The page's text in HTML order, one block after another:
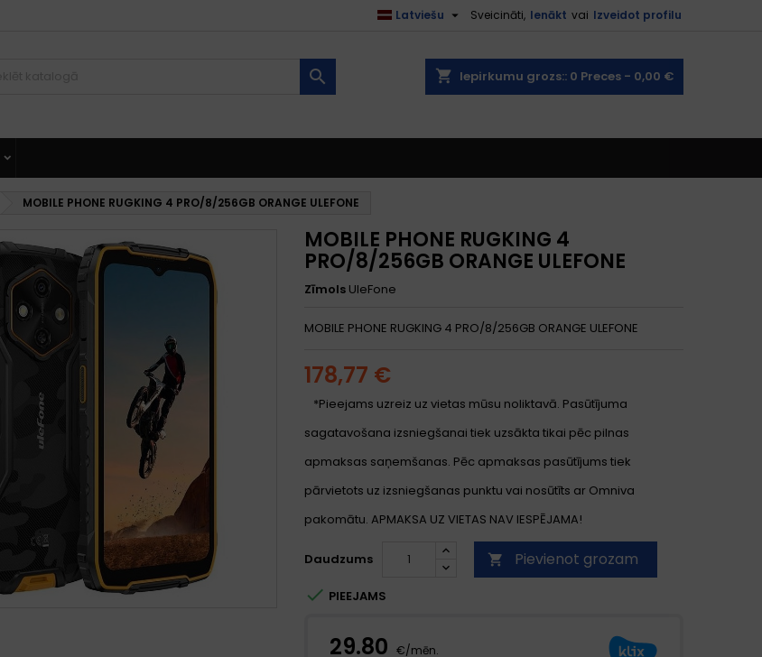
Sveicināti, Ienākt vai Izveidot profilu
Latviešu 
shopping_cart Iepirkumu grozs:: 0 Preces - 0,00 €

MOBILE PHONE RUGKING 4 PRO/8/256GB ORANGE ULEFONE
MOBILE PHONE RUGKING 4
PRO/8/256GB ORANGE ULEFONE
Zīmols UleFone
MOBILE PHONE RUGKING 4 PRO/8/256GB ORANGE ULEFONE
178,77 €
*Pieejams uzreiz uz vietas mūsu noliktavā. Pasūtījuma
sagatavošana izsniegšanai tiek uzsākta tikai pēc pilnas
apmaksas saņemšanas. Pēc apmaksas pasūtījums tiek
pārvietots uz izsniegšanas punktu vai nosūtīts ar Omniva
pakomātu. APMAKSA UZ VIETAS NAV IESPĒJAMA!
Daudzums  Pievienot grozam
 PIEEJAMS